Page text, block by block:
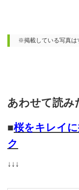
※掲載している写真は
あわせて読み
■桜をキレイ
ク
↓↓↓